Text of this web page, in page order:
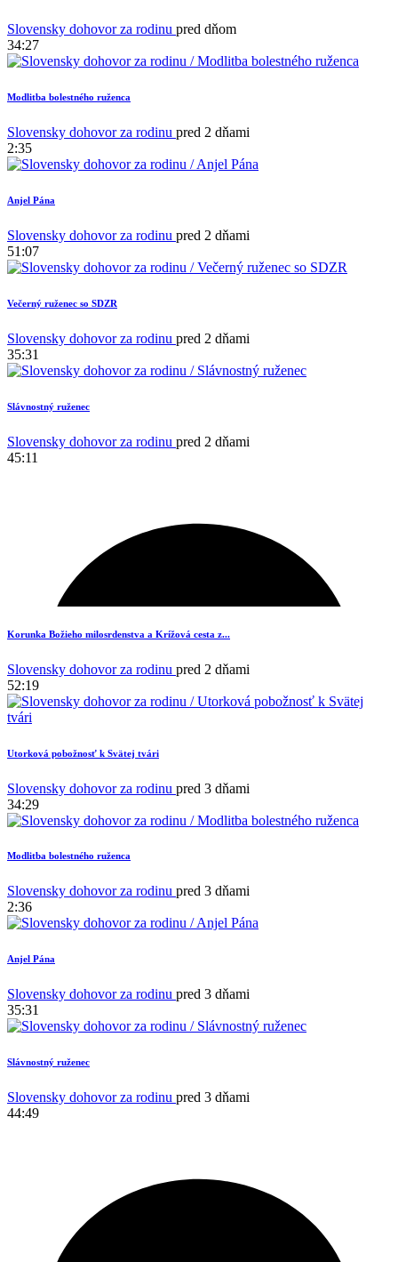
Slovensky dohovor za rodinu pred dňom
34:27
Modlitba bolestného ruženca
Slovensky dohovor za rodinu pred 2 dňami
2:35
Anjel Pána
Slovensky dohovor za rodinu pred 2 dňami
51:07
Večerný ruženec so SDZR
Slovensky dohovor za rodinu pred 2 dňami
35:31
Slávnostný ruženec
Slovensky dohovor za rodinu pred 2 dňami
45:11
1
Korunka Božieho milosrdenstva a Krížová cesta z...
Slovensky dohovor za rodinu pred 2 dňami
52:19
Utorková pobožnosť k Svätej tvári
Slovensky dohovor za rodinu pred 3 dňami
34:29
Modlitba bolestného ruženca
Slovensky dohovor za rodinu pred 3 dňami
2:36
Anjel Pána
Slovensky dohovor za rodinu pred 3 dňami
35:31
Slávnostný ruženec
Slovensky dohovor za rodinu pred 3 dňami
44:49